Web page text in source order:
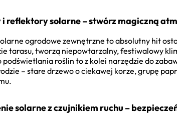
reflektory solarne – stwórz magiczną
ogrodowe zewnętrzne to absolutny hit
tarasu, tworzą niepowtarzalny, festiwalowy
podświetlania roślin to z kolei narzędzie do
– stare drzewo o ciekawej korze, grupę
solarne z czujnikiem ruchu –